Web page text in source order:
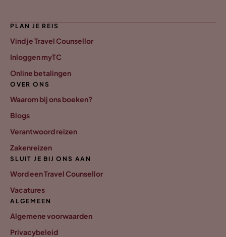
PLAN JE REIS
Vind je Travel Counsellor
Inloggen myTC
Online betalingen
OVER ONS
Waarom bij ons boeken?
Blogs
Verantwoord reizen
Zakenreizen
SLUIT JE BIJ ONS AAN
Word een Travel Counsellor
Vacatures
ALGEMEEN
Algemene voorwaarden
Privacybeleid